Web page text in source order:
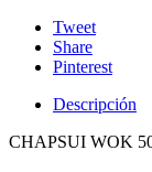
Tweet
Share
Pinterest
Descripción
CHAPSUI WOK